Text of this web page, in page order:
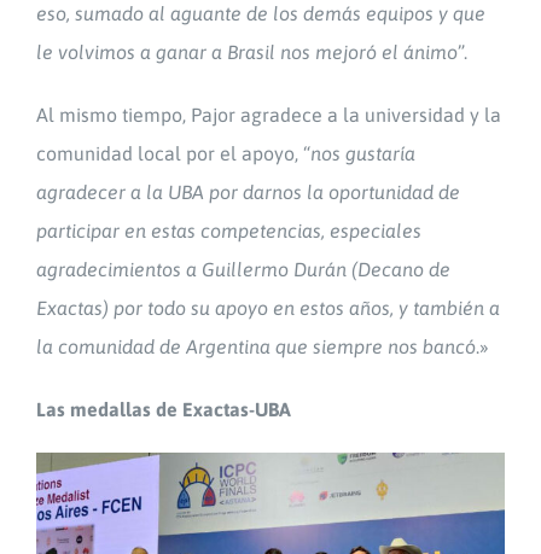
eso, sumado al aguante de los demás equipos y que
le volvimos a ganar a Brasil nos mejoró el ánimo”.
Al mismo tiempo, Pajor agradece a la universidad y la
comunidad local por el apoyo, “nos gustaría
agradecer a la UBA por darnos la oportunidad de
participar en estas competencias, especiales
agradecimientos a Guillermo Durán (Decano de
Exactas) por todo su apoyo en estos años, y también a
la comunidad de Argentina que siempre nos bancó.»
Las medallas de Exactas-UBA